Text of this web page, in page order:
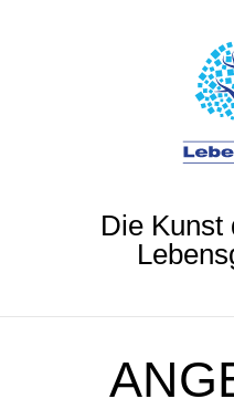
Die Kunst